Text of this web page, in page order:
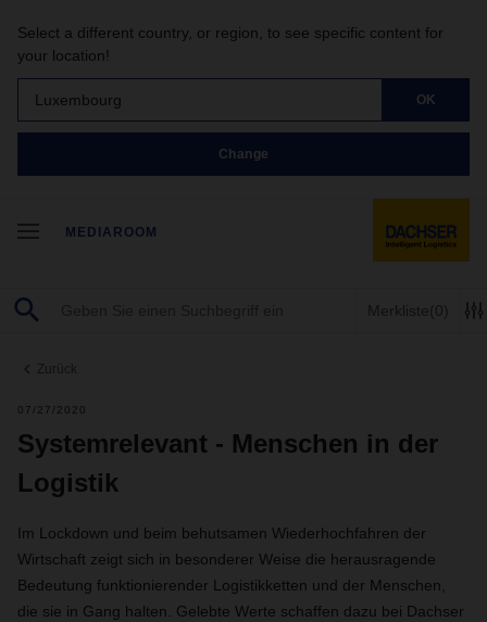
Select a different country, or region, to see specific content for
your location!
Luxembourg OK
Change
MEDIAROOM
Merkliste(0)
Zurück
07/27/2020
Systemrelevant - Menschen in der
Logistik
Im Lockdown und beim behutsamen Wiederhochfahren der
Wirtschaft zeigt sich in besonderer Weise die herausragende
Bedeutung funktionierender Logistikketten und der Menschen,
die sie in Gang halten. Gelebte Werte schaffen dazu bei Dachser